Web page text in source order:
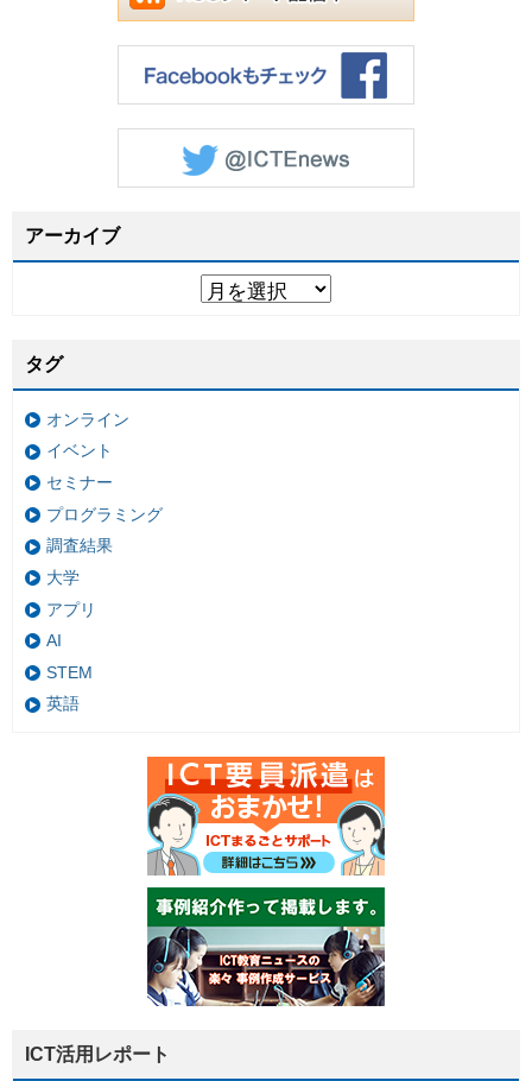
アーカイブ
タグ
オンライン
イベント
セミナー
プログラミング
調査結果
大学
アプリ
AI
STEM
英語
ICT活用レポート